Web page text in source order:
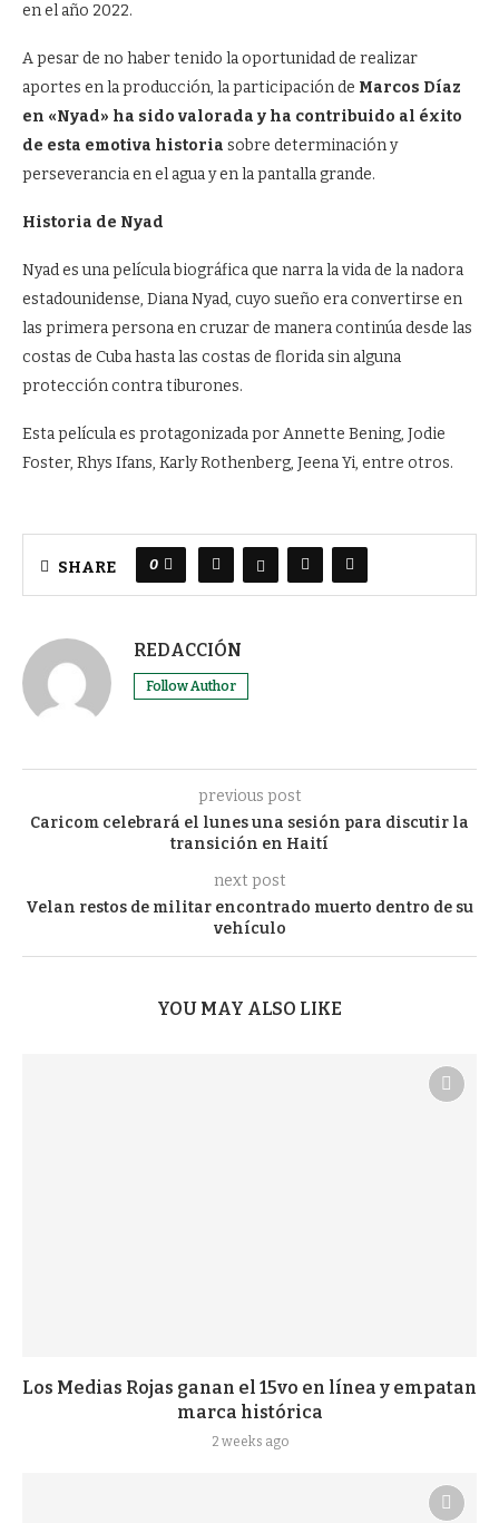
en el año 2022.
A pesar de no haber tenido la oportunidad de realizar
aportes en la producción, la participación de Marcos Díaz
en «Nyad» ha sido valorada y ha contribuido al éxito
de esta emotiva historia sobre determinación y
perseverancia en el agua y en la pantalla grande.
Historia de Nyad
Nyad es una película biográfica que narra la vida de la nadora
estadounidense, Diana Nyad, cuyo sueño era convertirse en
las primera persona en cruzar de manera continúa desde las
costas de Cuba hasta las costas de florida sin alguna
protección contra tiburones.
Esta película es protagonizada por Annette Bening, Jodie
Foster, Rhys Ifans, Karly Rothenberg, Jeena Yi, entre otros.
SHARE 0
REDACCIÓN
Follow Author
previous post
Caricom celebrará el lunes una sesión para discutir la
transición en Haití
next post
Velan restos de militar encontrado muerto dentro de su
vehículo
YOU MAY ALSO LIKE
Los Medias Rojas ganan el 15vo en línea y empatan
marca histórica
2 weeks ago